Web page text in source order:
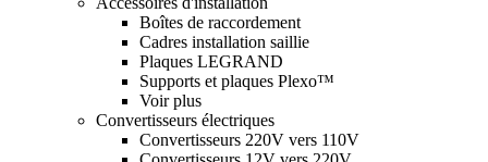
Boîtes de raccordement
Cadres installation saillie
Plaques LEGRAND
Supports et plaques Plexo™
Voir plus
Convertisseurs électriques
Convertisseurs 220V vers 110V